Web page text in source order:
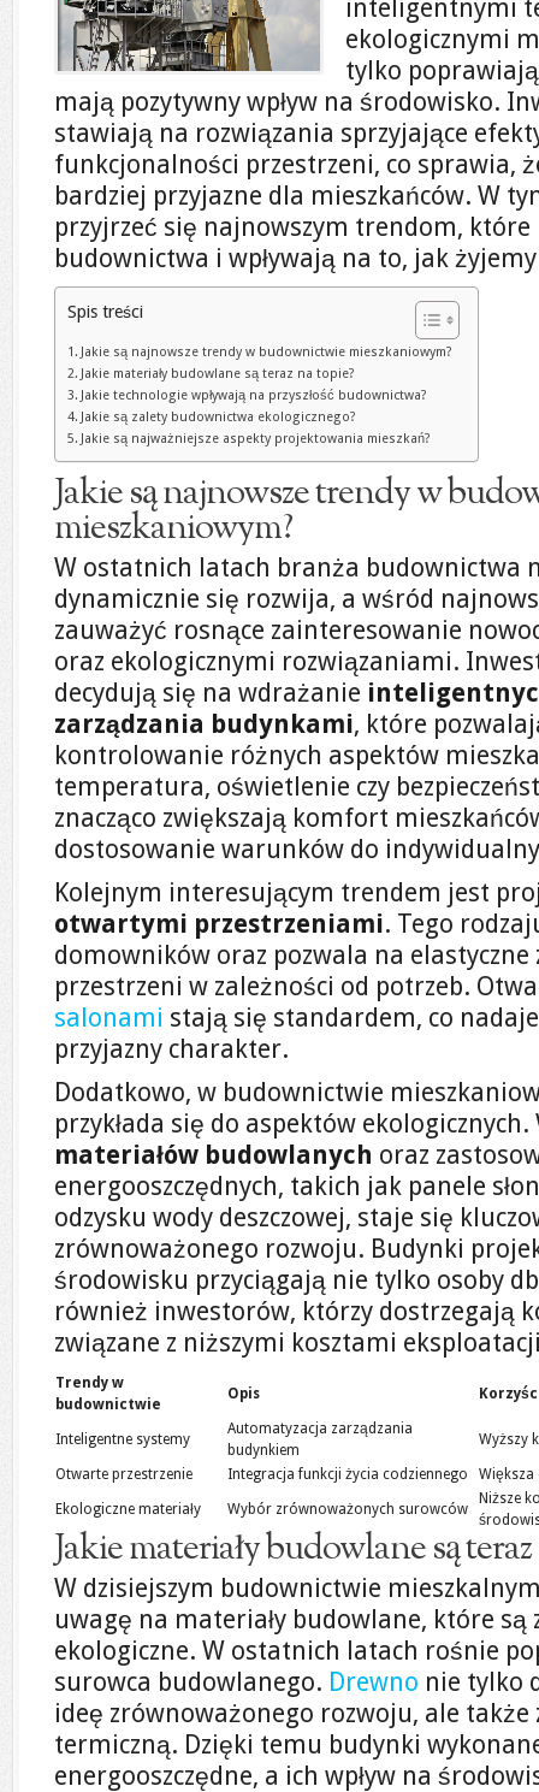
inteligentnymi
ekologicznymi
tylko
mają pozytywny wpływ na środowisko.
stawiają na rozwiązania sprzyjające
funkcjonalności przestrzeni, co sprawia,
bardziej przyjazne dla mieszkańców. W
przyjrzeć się najnowszym trendom, które
budownictwa i wpływają na to, jak żyjemy
Spis treści
Jakie są najnowsze trendy w budownictwie mieszkaniowym?
Jakie materiały budowlane są teraz na topie?
Jakie technologie wpływają na przyszłość budownictwa?
Jakie są zalety budownictwa ekologicznego?
Jakie są najważniejsze aspekty projektowania mieszkań?
Jakie są najnowsze trendy w
mieszkaniowym?
W ostatnich latach branża budownictwa
dynamicznie się rozwija, a wśród
zauważyć rosnące zainteresowanie
oraz ekologicznymi rozwiązaniami.
decydują się na wdrażanie
zarządzania budynkami, które
kontrolowanie różnych aspektów
temperatura, oświetlenie czy
znacząco zwiększają komfort
dostosowanie warunków do
Kolejnym interesującym trendem jest
otwartymi przestrzeniami. Tego
domowników oraz pozwala na
przestrzeni w zależności od potrzeb.
salonami stają się standardem, co
przyjazny charakter.
Dodatkowo, w budownictwie
przykłada się do aspektów
materiałów budowlanych oraz
energooszczędnych, takich jak panele
odzysku wody deszczowej, staje się
zrównoważonego rozwoju. Budynki
środowisku przyciągają nie tylko osoby
również inwestorów, którzy dostrzegają
związane z niższymi kosztami
Trendy w
budownictwie
Opis
Inteligentne systemy
Automatyzacja zarządzania
budynkiem
Wyższy
Otwarte przestrzenie Integracja funkcji życia codziennego Większa
Ekologiczne materiały Wybór zrównoważonych surowców
Niższe
Jakie materiały budowlane są
W dzisiejszym budownictwie
uwagę na materiały budowlane, które są
ekologiczne. W ostatnich latach rośnie
surowca budowlanego. Drewno nie tylko
ideę zrównoważonego rozwoju, ale
termiczną. Dzięki temu budynki
energooszczędne, a ich wpływ na